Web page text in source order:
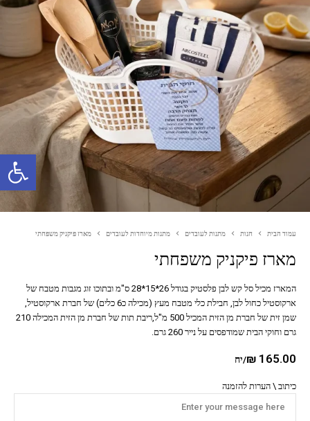
פתח סרגל נגישות
עמוד הבית חנות מתנות לעובדים מתנות מיוחדות לעובדים מארז פיקניק משפחתי
מארז פיקניק משפחתי
₪ 165.00 /יח
כיתוב \ הערות להזמנה
המארז מכיל סל קש לבן פלסטיק בגודל 26*15*28 ס"מ ובתוכו זוג מגבות מטבח של
ארקוסטיל כחול לבן, חבילת כלי מטבח מעץ (מכילה כ6 כלים) של חברת ארקוסטיל,
שמן זית של חברת מן הזית המכיל 500 מ"ל,ריבת תות של חברת מן הזית המכילה 210
גרם וחוקי הבית שמודפסים על נייר 260 גרם.